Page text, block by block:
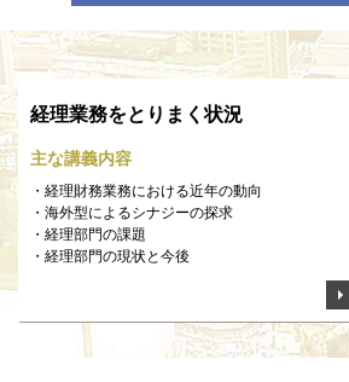
経理業務をとりまく状況
主な講義内容
経理財務業務における近年の動向
海外型によるシナジーの探求
経理部門の課題
経理部門の現状と今後